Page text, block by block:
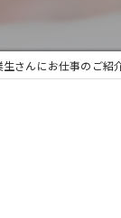
生さんにお仕事のご